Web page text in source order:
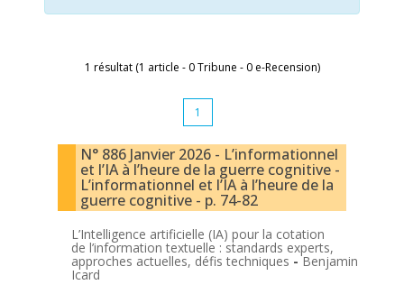
1 résultat (1 article - 0 Tribune - 0 e-Recension)
1
N° 886 Janvier 2026 - L’informationnel
et l’IA à l’heure de la guerre cognitive -
L’informationnel et l’IA à l’heure de la
guerre cognitive - p. 74-82
L’Intelligence artificielle (IA) pour la cotation
de l’information textuelle : standards experts,
approches actuelles, défis techniques -Benjamin
Icard